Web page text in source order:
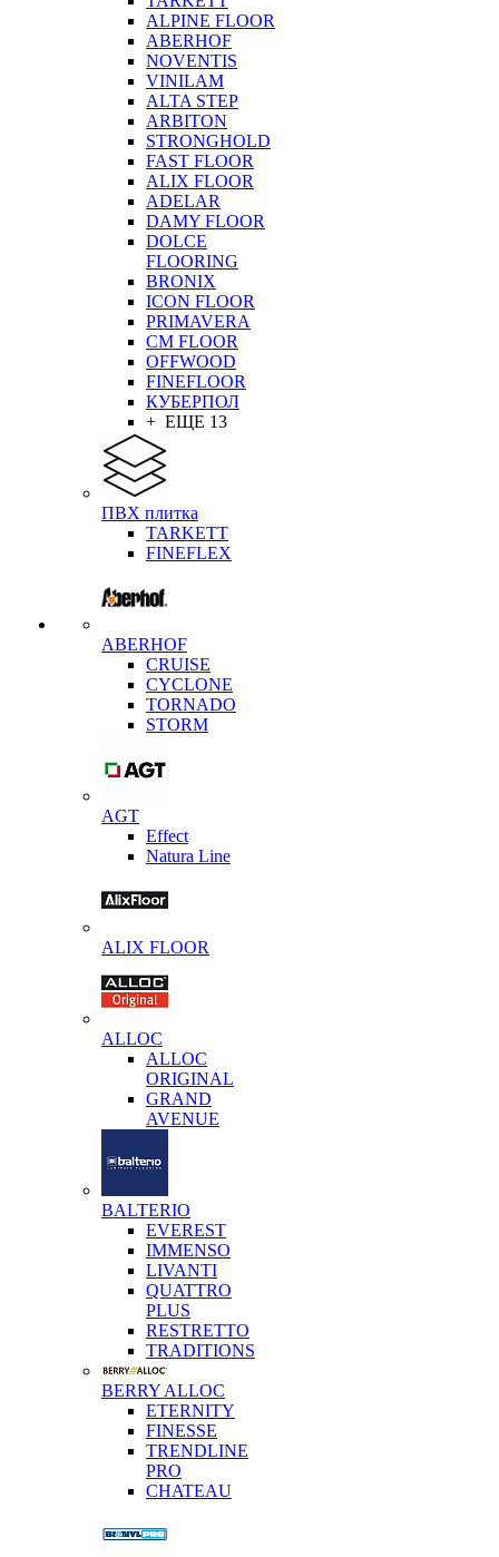
ALPINE FLOOR
ABERHOF
NOVENTIS
VINILAM
ALTA STEP
ARBITON
STRONGHOLD
FAST FLOOR
ALIX FLOOR
ADELAR
DAMY FLOOR
DOLCE
FLOORING
BRONIX
ICON FLOOR
PRIMAVERA
CM FLOOR
OFFWOOD
FINEFLOOR
КУБЕРПОЛ
+ ЕЩЕ 13
ПВХ плитка
TARKETT
FINEFLEX
ABERHOF
CRUISE
CYCLONE
TORNADO
STORM
AGT
Effect
Natura Line
ALIX FLOOR
ALLOC
ALLOC
ORIGINAL
GRAND
AVENUE
BALTERIO
EVEREST
IMMENSO
LIVANTI
QUATTRO
PLUS
RESTRETTO
TRADITIONS
BERRY ALLOC
ETERNITY
FINESSE
TRENDLINE
PRO
CHATEAU